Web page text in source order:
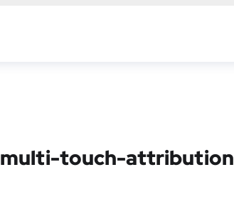
multi-touch-attribution